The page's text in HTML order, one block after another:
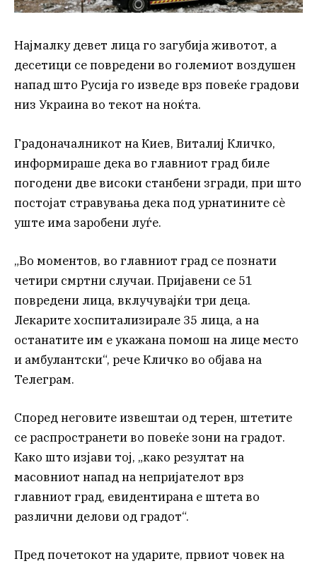
Најмалку девет лица го загубија животот, а
десетици се повредени во големиот воздушен
напад што Русија го изведе врз повеќе градови
низ Украина во текот на ноќта.
Градоначалникот на Киев, Виталиј Кличко,
информираше дека во главниот град биле
погодени две високи станбени згради, при што
постојат стравувања дека под урнатините сè
уште има заробени луѓе.
„Во моментов, во главниот град се познати
четири смртни случаи. Пријавени се 51
повредени лица, вклучувајќи три деца.
Лекарите хоспитализирале 35 лица, а на
останатите им е укажана помош на лице место
и амбулантски“, рече Кличко во објава на
Телеграм.
Според неговите извештаи од терен, штетите
се распространети во повеќе зони на градот.
Како што изјави тој, „како резултат на
масовниот напад на непријателот врз
главниот град, евидентирана е штета во
различни делови од градот“.
Пред почетокот на ударите, првиот човек на